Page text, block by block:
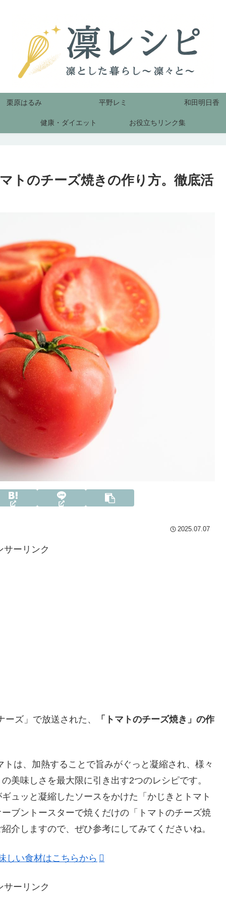
栗原はるみ 平野レミ 和田明日香
健康・ダイエット お役立ちリンク集
トのチーズ焼きの作り方。徹底活
2025.07.07
サーリンク
ズ」で放送された、 「トマトのチーズ焼き」の作
は、加熱することで旨みがぐっと凝縮され、様々
美味しさを最大限に引き出す2つのレシピです。
ュッと凝縮したソースをかけた「かじきとトマト
ブントースターで焼くだけの「トマトのチーズ焼
介しますので、ぜひ参考にしてみてくださいね。
しい食材はこちらから
サーリンク